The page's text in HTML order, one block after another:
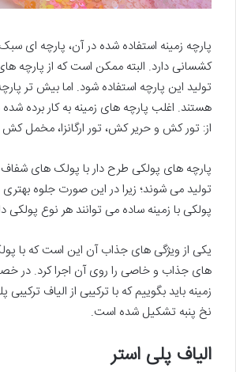
پارچه زمینه استفاده شده در آن، پارچه ای
کشسانی دارد. البته ممکن است که از پارچه
تولید این پارچه استفاده شود. اما بیش تر
هستند. اغلب پارچه های زمینه به کار برده شده
از: تور کش و حریر کش، تور ارگانزا، مخمل کش
پارچه های پولکی طرح دار با پولک های شفاف
تولید می شوند؛ زیرا در این صورت جلوه
پولکی با زمینه ساده می توانند هر نوع پولکی
یکی از ویژگی های جذاب آن این است که با
های جذاب و خاصی را روی آن اجرا کرد. در
زمینه باید بگوییم که با ترکیبی از الیاف
نخ پنبه تشکیل شده است.
الیاف پلی استر